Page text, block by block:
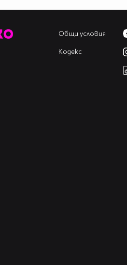
Общи условия
Кодекс